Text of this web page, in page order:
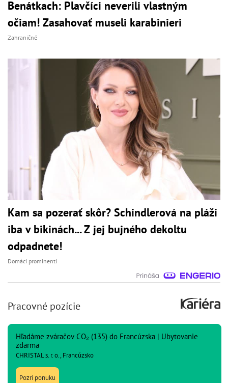
Benátkach: Plavčíci neverili vlastným
očiam! Zasahovať museli karabinieri
Zahraničné
Kam sa pozerať skôr? Schindlerová na pláži
iba v bikinách... Z jej bujného dekoltu
odpadnete!
Domáci prominenti
Pracovné pozície
Hľadáme zváračov CO₂ (135) do Francúzska | Ubytovanie
zdarma
CHRISTAL s. r. o., Francúzsko
Pozri ponuku